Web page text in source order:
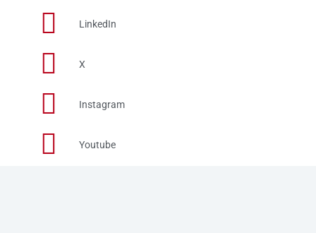
LinkedIn
X
Instagram
Youtube